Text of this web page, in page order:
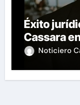
Éxito
Cassara
Noticiero